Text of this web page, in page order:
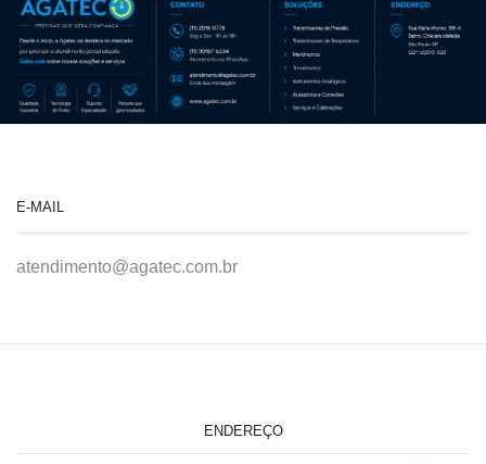
E-MAIL
atendimento@agatec.com.br
ENDEREÇO